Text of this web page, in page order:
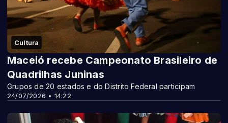
Cultura
24/07/2026 • 14:22
Maceió recebe Campeonato Brasileiro de
Quadrilhas Juninas
Grupos de 20 estados e do Distrito Federal participam